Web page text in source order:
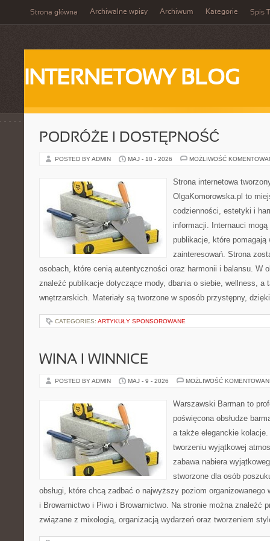
Strona główna Archiwalne wpisy Archiwum Kategorie Spis
INTERNETOWY BLOG
PODRÓŻE I DOSTĘPNOŚĆ
POSTED BY ADMIN MAJ - 10 - 2026 MOŻLIWOŚĆ
Strona internetowa
OlgaKomorowska.pl to
codzienności, estetyki i
informacji. Internauci
publikacje, które pomagają
zainteresowań. Strona
osobach, które cenią autentyczności oraz harmonii i balansu. W
znaleźć publikacje dotyczące mody, dbania o siebie, wellness, a
wnętrzarskich. Materiały są tworzone w sposób przystępny,
CATEGORIES: ARTYKUŁY SPONSOROWANE
WINA I WINNICE
POSTED BY ADMIN MAJ - 9 - 2026 MOŻLIWOŚĆ
Warszawski Barman to
poświęcona obsłudze
a także eleganckie
tworzeniu wyjątkowej
zabawa nabiera
stworzone dla osób
obsługi, które chcą zadbać o najwyższy poziom organizowanego
i Browarnictwo i Piwo i Browarnictwo. Na stronie można znaleźć
związane z mixologią, organizacją wydarzeń oraz tworzeniem